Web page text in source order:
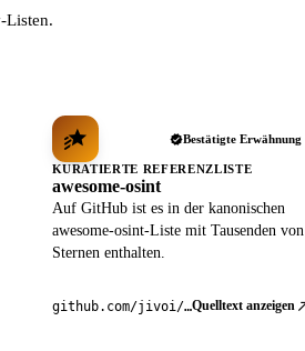
Listen.
Bestätigte Erwähnung
KURATIERTE REFERENZLISTE
awesome-osint
Auf GitHub ist es in der kanonischen
awesome-osint-Liste mit Tausenden von
Sternen enthalten.
github.com/jivoi/awesome-osintQuelltext anzeigen